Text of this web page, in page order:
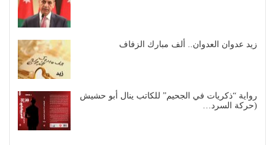
زيد عدوان العدوان.. ألف مبارك الزفاف
رواية “ذكريات في الجحيم” للكاتب ينال أبو حشيش
(حركة السرد…